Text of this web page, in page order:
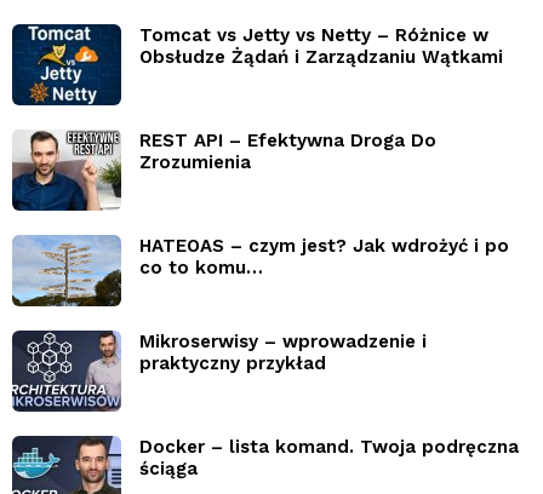
Tomcat vs Jetty vs Netty – Różnice w
Obsłudze Żądań i Zarządzaniu Wątkami
REST API – Efektywna Droga Do
Zrozumienia
HATEOAS – czym jest? Jak wdrożyć i po
co to komu…
Mikroserwisy – wprowadzenie i
praktyczny przykład
Docker – lista komand. Twoja podręczna
ściąga